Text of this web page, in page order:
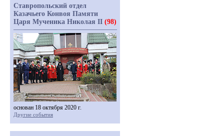
Ставропольский отдел
Казачьего Конвоя Памяти
Царя Мученика Николая II (98)
основан 18 октября 2020 г.
Другие события